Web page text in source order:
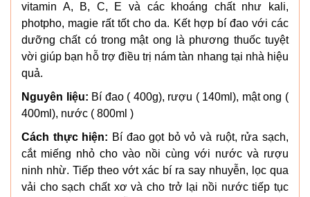
vitamin A, B, C, E và các khoáng chất như kali,
photpho, magie rất tốt cho da. Kết hợp bí đao với các
dưỡng chất có trong mật ong là phương thuốc tuyệt
vời giúp bạn hỗ trợ điều trị nám tàn nhang tại nhà hiệu
quả.
Nguyên liệu: Bí đao ( 400g), rượu ( 140ml), mật ong (
400ml), nước ( 800ml )
Cách thực hiện: Bí đao gọt bỏ vỏ và ruột, rửa sạch,
cắt miếng nhỏ cho vào nồi cùng với nước và rượu
ninh nhừ. Tiếp theo vớt xác bí ra say nhuyễn, lọc qua
vải cho sạch chất xơ và cho trở lại nồi nước tiếp tục